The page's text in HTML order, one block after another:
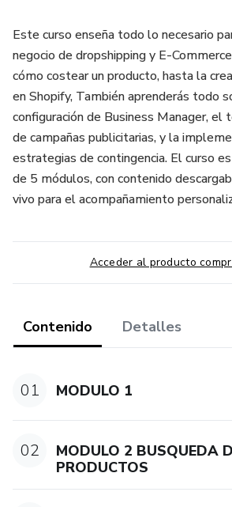
Este curso enseña todo lo necesario
negocio de dropshipping y E-
cómo costear un producto, hasta la
en Shopify, También aprenderás todo
configuración de Business Manager, el
de campañas publicitarias, y la
estrategias de contingencia. El curso
de 5 módulos, con contenido
vivo para el acompañamiento
Acceder al producto
Contenido Detalles
01 MODULO 1
02
MODULO 2 BUSQUEDA
PRODUCTOS